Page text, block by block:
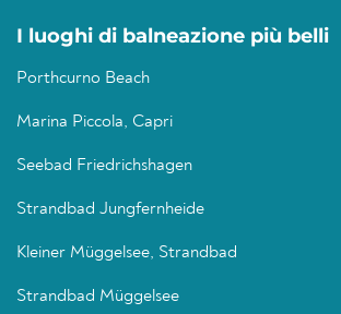
I luoghi di balneazione più belli
Porthcurno Beach
Marina Piccola, Capri
Seebad Friedrichshagen
Strandbad Jungfernheide
Kleiner Müggelsee, Strandbad
Strandbad Müggelsee